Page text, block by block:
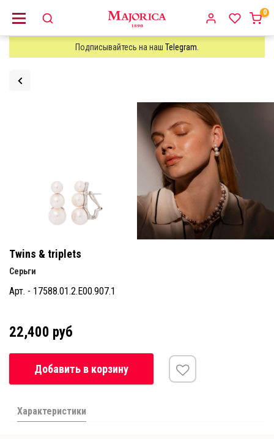
0
Подписывайтесь на наш Telegram
Twins & triplets
Серьги
Арт. - 17588.01.2.E00.907.1
22,400 руб
Добавить в корзину
Характеристики